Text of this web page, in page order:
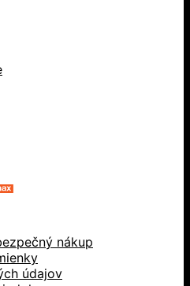
nákup
údajov